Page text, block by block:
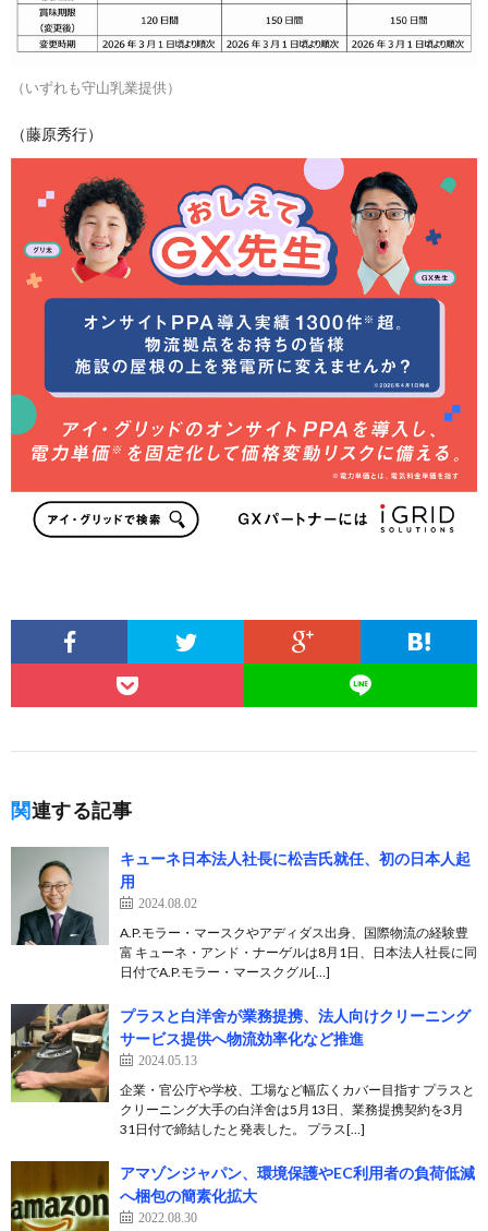
（いずれも守山乳業提供）
（藤原秀行）
関連する記事
キューネ日本法人社長に松吉氏就任、初の日本人起
用
2024.08.02
A.P.モラー・マースクやアディダス出身、国際物流の経験豊
富 キューネ・アンド・ナーゲルは8月1日、日本法人社長に同
日付でA.P.モラー・マースクグル[…]
プラスと白洋舍が業務提携、法人向けクリーニング
サービス提供へ物流効率化など推進
2024.05.13
企業・官公庁や学校、工場など幅広くカバー目指す プラスと
クリーニング大手の白洋舍は5月13日、業務提携契約を3月
31日付で締結したと発表した。 プラス[…]
アマゾンジャパン、環境保護やEC利用者の負荷低減
へ梱包の簡素化拡大
2022.08.30